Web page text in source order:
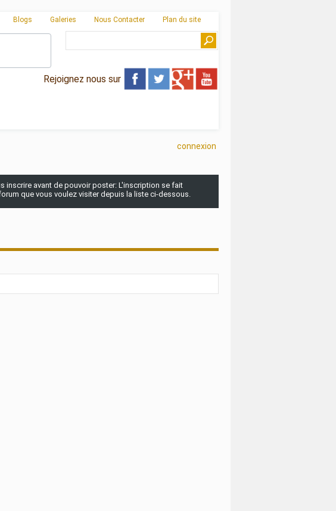
Blogs Galeries Nous Contacter Plan du site
Rejoignez nous sur
connexion
inscrire avant de pouvoir poster: L'inscription se fait
que vous voulez visiter depuis la liste ci-dessous.